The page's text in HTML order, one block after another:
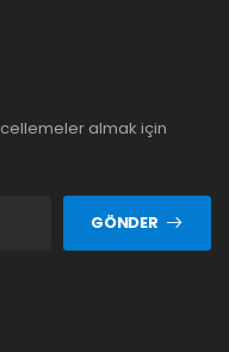
almak için
GÖNDER